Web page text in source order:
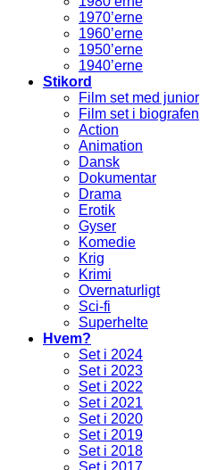
1970’erne
1960’erne
1950’erne
1940’erne
Stikord
Film set med junior
Film set i biografen
Action
Animation
Dansk
Dokumentar
Drama
Erotik
Gyser
Komedie
Krig
Krimi
Overnaturligt
Sci-fi
Superhelte
Hvem?
Set i 2024
Set i 2023
Set i 2022
Set i 2021
Set i 2020
Set i 2019
Set i 2018
Set i 2017